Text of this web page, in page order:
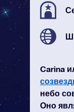
Carina
небо
Оно